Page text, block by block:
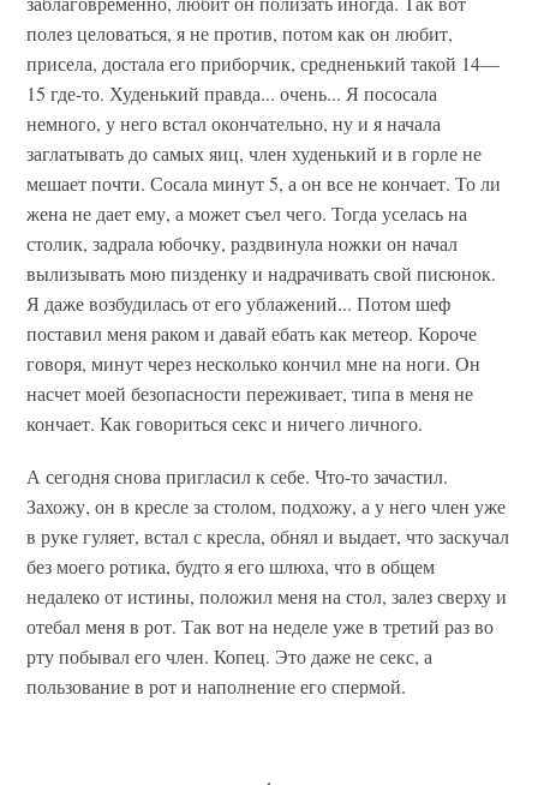
полез целоваться, я не против, потом как он любит,
присела, достала его приборчик, средненький такой 14—
15 где-то. Худенький правда... очень... Я пососала
немного, у него встал окончательно, ну и я начала
заглатывать до самых яиц, член худенький и в горле не
мешает почти. Сосала минут 5, а он все не кончает. То ли
жена не дает ему, а может съел чего. Тогда уселась на
столик, задрала юбочку, раздвинула ножки он начал
вылизывать мою пизденку и надрачивать свой писюнок.
Я даже возбудилась от его ублажений... Потом шеф
поставил меня раком и давай ебать как метеор. Короче
говоря, минут через несколько кончил мне на ноги. Он
насчет моей безопасности переживает, типа в меня не
кончает. Как говориться секс и ничего личного.
А сегодня снова пригласил к себе. Что-то зачастил.
Захожу, он в кресле за столом, подхожу, а у него член уже
в руке гуляет, встал с кресла, обнял и выдает, что заскучал
без моего ротика, будто я его шлюха, что в общем
недалеко от истины, положил меня на стол, залез сверху и
отебал меня в рот. Так вот на неделе уже в третий раз во
рту побывал его член. Копец. Это даже не секс, а
пользование в рот и наполнение его спермой.